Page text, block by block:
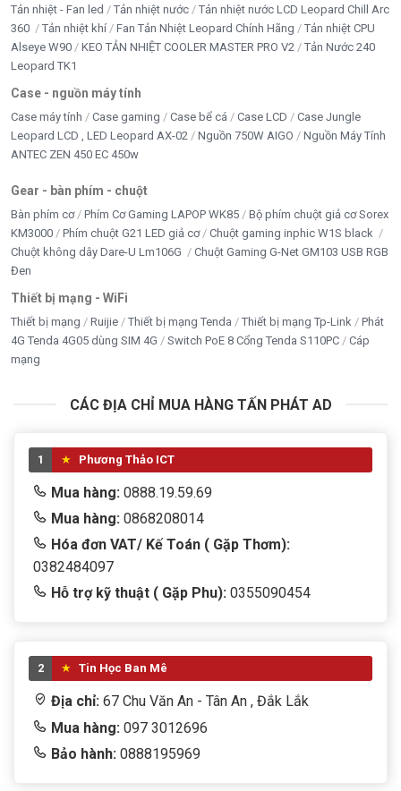
Tản nhiệt - Fan led Tản nhiệt nước
Tản nhiệt nước LCD Leopard Chill Arc
360
Tản nhiệt khí Fan Tản Nhiệt Leopard Chính Hãng
Tản nhiệt CPU
Alseye W90
KEO TẢN NHIỆT COOLER MASTER PRO V2
Tản Nước 240
Leopard TK1
Case - nguồn máy tính
Case máy tính Case gaming Case bể cá Case LCD
Case Jungle
Leopard LCD , LED Leopard AX-02
Nguồn 750W AIGO
Nguồn Máy Tính
ANTEC ZEN 450 EC 450w
Gear - bàn phím - chuột
Bàn phím cơ Phím Cơ Gaming LAPOP WK85
Bộ phím chuột giả cơ Sorex
KM3000
Phím chuột G21 LED giả cơ
Chuột gaming inphic W1S black
Chuột không dây Dare-U Lm106G
Chuột Gaming G-Net GM103 USB RGB
Đen
Thiết bị mạng - WiFi
Thiết bị mạng Ruijie Thiết bị mạng Tenda Thiết bị mạng Tp-Link
Phát
4G Tenda 4G05 dùng SIM 4G
Switch PoE 8 Cổng Tenda S110PC
Cáp
mạng
CÁC ĐỊA CHỈ MUA HÀNG TẤN PHÁT AD
1 Phương Thảo ICT
Mua hàng: 0888.19.59.69
Mua hàng: 0868208014
Hóa đơn VAT/ Kế Toán ( Gặp Thơm):
0382484097
Hỗ trợ kỹ thuật ( Gặp Phu): 0355090454
2 Tin Học Ban Mê
Địa chỉ: 67 Chu Văn An - Tân An , Đắk Lắk
Mua hàng: 097 3012696
Bảo hành: 0888195969